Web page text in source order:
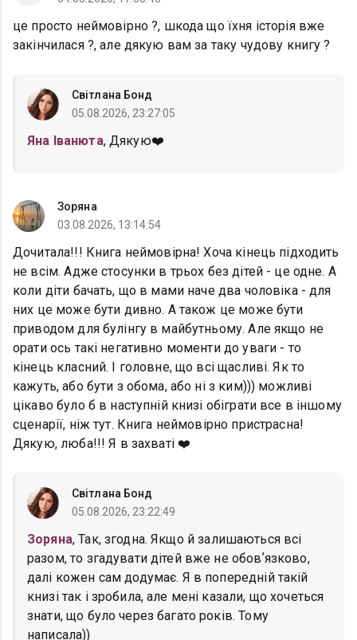
це просто неймовірно ?, шкода що їхня історія вже
закінчилася ?, але дякую вам за таку чудову книгу ?
Світлана Бонд
05.08.2026, 23:27:05
Яна Іванюта, Дякую❤️
Зоряна
03.08.2026, 13:14:54
Дочитала!!! Книга неймовірна! Хоча кінець підходить
не всім. Адже стосунки в трьох без дітей - це одне. А
коли діти бачать, що в мами наче два чоловіка - для
них це може бути дивно. А також це може бути
приводом для булінгу в майбутньому. Але якщо не
орати ось такі негативно моменти до уваги - то
кінець класний. І головне, що всі щасливі. Як то
кажуть, або бути з обома, або ні з ким))) можливі
цікаво було б в наступній книзі обіграти все в іншому
сценарії, ніж тут. Книга неймовірно пристрасна!
Дякую, люба!!! Я в захваті ❤️
Світлана Бонд
05.08.2026, 23:22:49
Зоряна, Так, згодна. Якщо й залишаються всі
разом, то згадувати дітей вже не обовʼязково,
далі кожен сам додумає. Я в попередній такій
книзі так і зробила, але мені казали, що хочеться
знати, що було через багато років. Тому
написала))